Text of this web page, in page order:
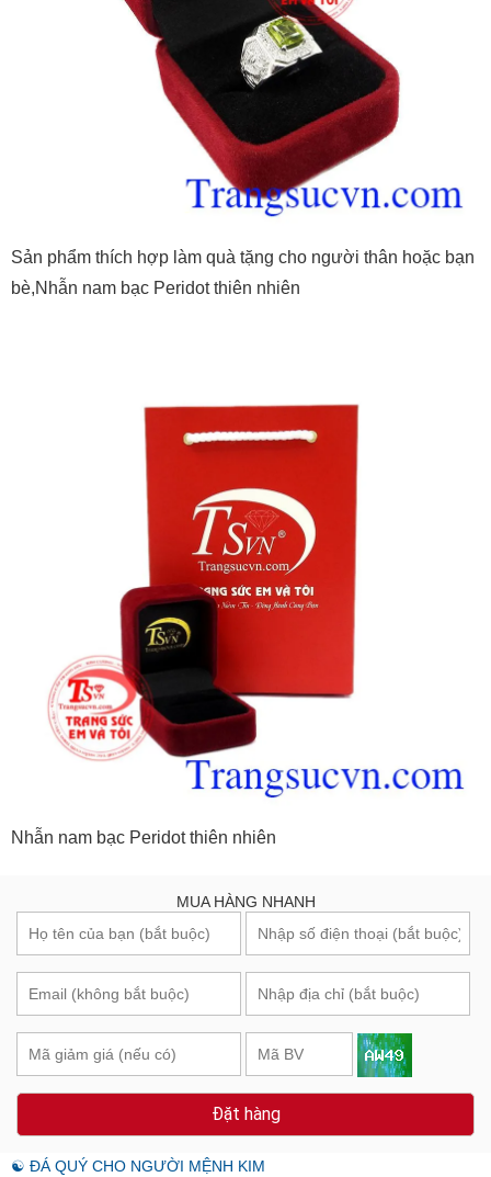
Sản phẩm thích hợp làm quà tặng cho người thân hoặc bạn
bè,Nhẫn nam bạc Peridot thiên nhiên
Nhẫn nam bạc Peridot thiên nhiên
MUA HÀNG NHANH
Đặt hàng
☯ ĐÁ QUÝ CHO NGƯỜI MỆNH KIM